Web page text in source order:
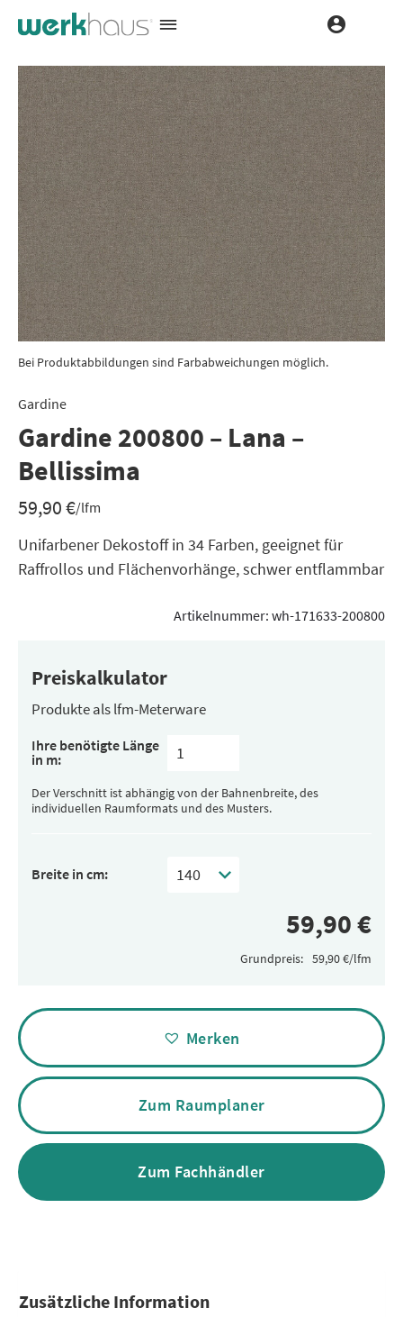
Bei Produktabbildungen sind Farbabweichungen möglich.
Gardine
Gardine 200800 – Lana –
Bellissima
59,90€/lfm
Unifarbener Dekostoff in 34 Farben, geeignet für
Raffrollos und Flächenvorhänge, schwer entflammbar
Artikelnummer: wh-171633-200800
Preiskalkulator
Produkte als lfm-Meterware
Ihre benötigte Länge
in m:
Der Verschnitt ist abhängig von der Bahnenbreite, des
individuellen Raumformats und des Musters.
Breite in cm:
Grundpreis:
Alternative:
Merken
Zum Raumplaner
Zum Fachhändler
Zusätzliche Information